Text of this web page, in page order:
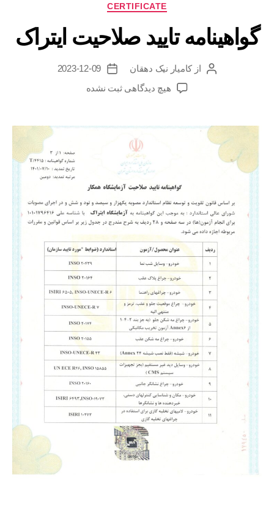
CERTIFICATE
گواهینامه تایید صلاحیت ایتراک
از کامیار نیک دهقان
2023-12-09
هیچ دیدگاهیثبت نشده